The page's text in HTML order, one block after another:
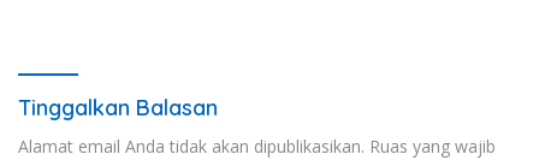
Tinggalkan Balasan
Alamat email Anda tidak akan dipublikasikan. Ruas yang wajib